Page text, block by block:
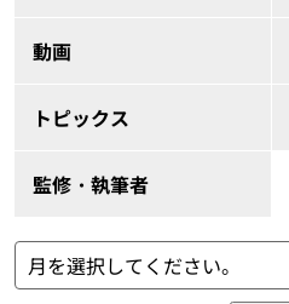
動画
トピックス
監修・執筆者